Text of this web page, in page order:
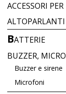
ACCESSORI
ALTOPARLANTI
BATTERIE
BUZZER,
Buzzer e sirene
Microfoni